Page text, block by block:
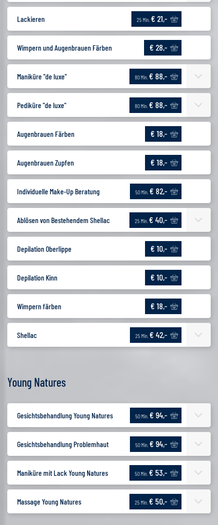
Lackieren 25 Min. € 21,-
Wimpern und Augenbrauen Färben € 28,-
Maniküre "de luxe" 80 Min. € 88,-
Pediküre "de luxe" 80 Min. € 88,-
Augenbrauen Färben € 18,-
Augenbrauen Zupfen € 18,-
Individuelle Make-Up Beratung 50 Min. € 82,-
Ablösen von Bestehendem Shellac 25 Min. € 40,-
Depilation Oberlippe € 10,-
Depilation Kinn € 10,-
Wimpern färben € 18,-
Shellac 25 Min. € 42,-
Young Natures
Gesichtsbehandlung Young Natures 50 Min. € 94,-
Gesichtsbehandlung Problemhaut 50 Min. € 94,-
Maniküre mit Lack Young Natures 50 Min. € 53,-
Massage Young Natures 25 Min. € 50,-